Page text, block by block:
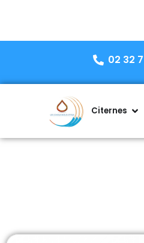
02 32
Citernes